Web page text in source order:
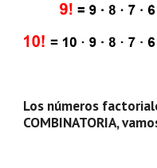
Los números
COMBINATORIA,